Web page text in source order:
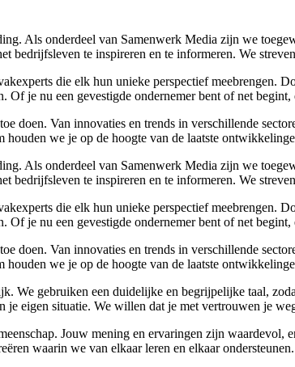
Als onderdeel van Samenwerk Media zijn we
bedrijfsleven te inspireren en te informeren. We
die elk hun unieke perspectief meebrengen.
je nu een gevestigde ondernemer bent of net
doen. Van innovaties en trends in verschillende
we je op de hoogte van de laatste
Als onderdeel van Samenwerk Media zijn we
bedrijfsleven te inspireren en te informeren. We
die elk hun unieke perspectief meebrengen.
je nu een gevestigde ondernemer bent of net
doen. Van innovaties en trends in verschillende
we je op de hoogte van de laatste
We gebruiken een duidelijke en begrijpelijke taal,
eigen situatie. We willen dat je met vertrouwen je
Jouw mening en ervaringen zijn
waarin we van elkaar leren en elkaar ondersteunen.